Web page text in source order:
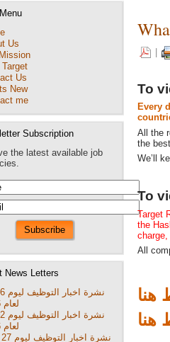
A leading company
July 2026 16:15
16:14
Us
Us
New
me
Subscription
the latest available job
News Letters
لعام 2026
لعام 2026
|
To
Every
All the
the
We’ll
To
Target
the
All
هنا
هنا